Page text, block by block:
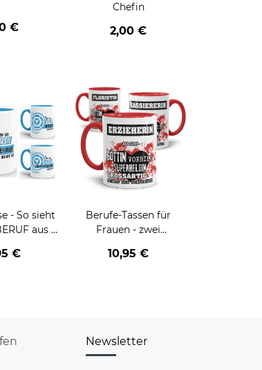
€
Chefin
2,00 €
- So sieht
aus -
Hellblau
€
Berufe-Tassen für
Frauen - zwei
10,95 €
Newsletter